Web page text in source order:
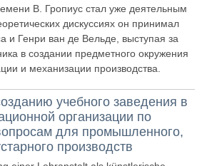
В. Гропиус стал уже деятельным
дискуссиях он принимал
и Генри ван де Вельде, выступая за
в создании предметного окружения
и механизации производства.
учебного заведения в
организации по
для промышленного,
производств